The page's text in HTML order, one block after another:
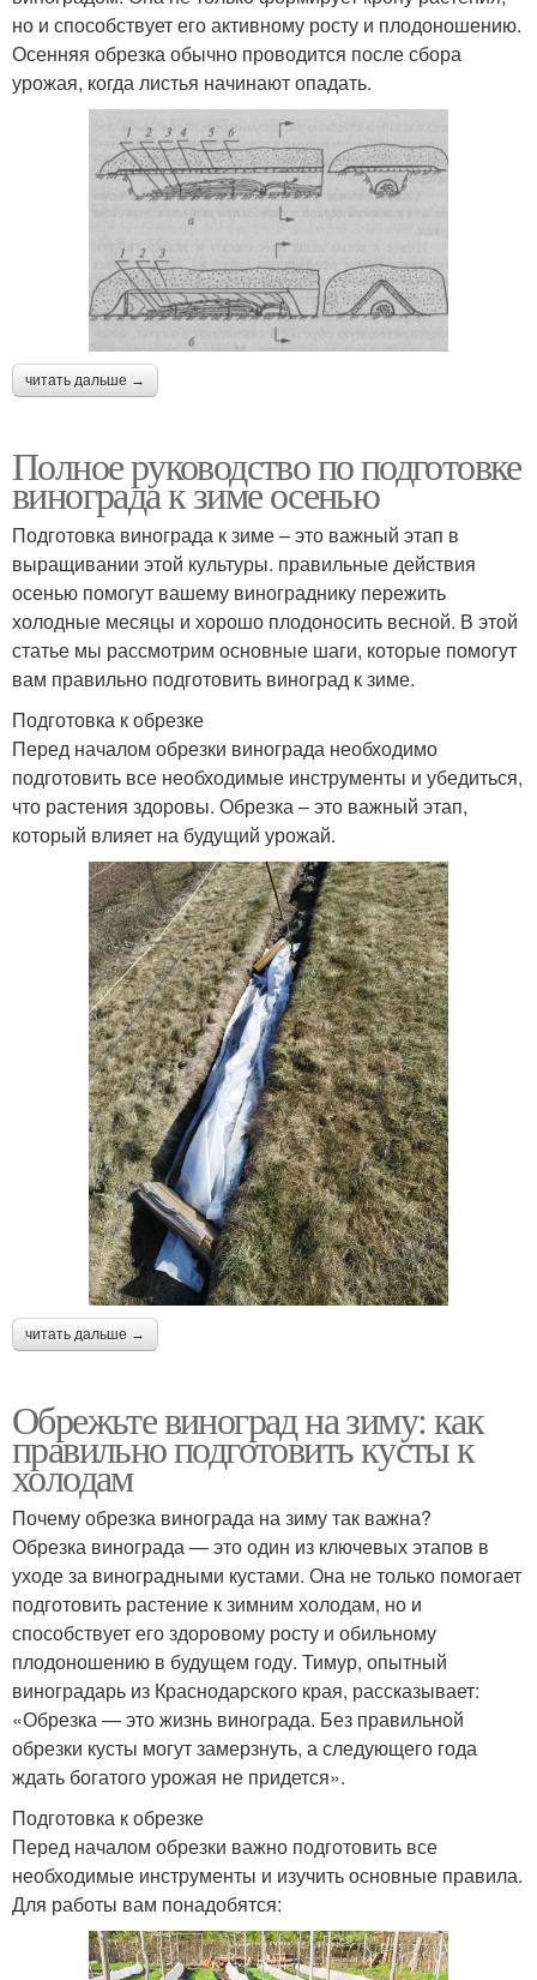
но и способствует его активному росту и плодоношению.
Осенняя обрезка обычно проводится после сбора
урожая, когда листья начинают опадать.
читать дальше →
Полное руководство по подготовке
винограда к зиме осенью
Подготовка винограда к зиме – это важный этап в
выращивании этой культуры. правильные действия
осенью помогут вашему винограднику пережить
холодные месяцы и хорошо плодоносить весной. В этой
статье мы рассмотрим основные шаги, которые помогут
вам правильно подготовить виноград к зиме.
Подготовка к обрезке
Перед началом обрезки винограда необходимо
подготовить все необходимые инструменты и убедиться,
что растения здоровы. Обрезка – это важный этап,
который влияет на будущий урожай.
читать дальше →
Обрежьте виноград на зиму: как
правильно подготовить кусты к
холодам
Почему обрезка винограда на зиму так важна?
Обрезка винограда — это один из ключевых этапов в
уходе за виноградными кустами. Она не только помогает
подготовить растение к зимним холодам, но и
способствует его здоровому росту и обильному
плодоношению в будущем году. Тимур, опытный
виноградарь из Краснодарского края, рассказывает:
«Обрезка — это жизнь винограда. Без правильной
обрезки кусты могут замерзнуть, а следующего года
ждать богатого урожая не придется».
Подготовка к обрезке
Перед началом обрезки важно подготовить все
необходимые инструменты и изучить основные правила.
Для работы вам понадобятся: